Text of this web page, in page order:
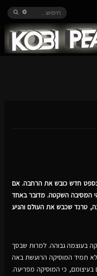
חדש כובש את הרחבה. אם
המסיבה השקטה. מדובר באחד
טרנד שכבש את העולם והגיע
בעוצמה גבוהה. למרות שבסך
תמיד המוסיקה הרועשת באה
בעיצומם, כי המוסיקה מפריעה.